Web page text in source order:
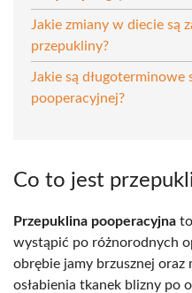
Jakie zmiany w diecie są
przepukliny?
Jakie są
pooperacyjnej?
Co to jest
Przepuklina pooperacyjna
wystąpić po różnorodnych
obrębie jamy brzusznej
osłabienia tkanek blizny po